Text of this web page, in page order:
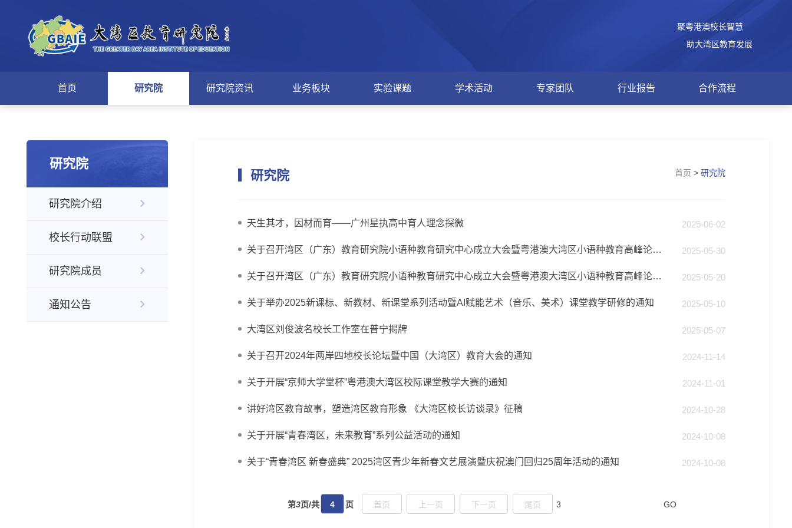
聚粤港澳校长智慧
助大湾区教育发展
首页 研究院 研究院资讯 业务板块 实验课题 学术活动 专家团队 行业报告 合作流程
研究院
研究院介绍
校长行动联盟
研究院成员
通知公告
研究院 首页 >研究院
天生其才，因材而育——广州星执高中育人理念探微 2025-06-02
关于召开湾区（广东）教育研究院小语种教育研究中心成立大会暨粤港澳大湾区小语种教育高峰论坛的通知 2025-05-30
关于召开湾区（广东）教育研究院小语种教育研究中心成立大会暨粤港澳大湾区小语种教育高峰论坛的通知 2025-05-20
关于举办2025新课标、新教材、新课堂系列活动暨AI赋能艺术（音乐、美术）课堂教学研修的通知 2025-05-10
大湾区刘俊波名校长工作室在普宁揭牌 2025-05-07
关于召开2024年两岸四地校长论坛暨中国（大湾区）教育大会的通知 2024-11-14
关于开展“京师大学堂杯”粤港澳大湾区校际课堂教学大赛的通知 2024-11-01
讲好湾区教育故事，塑造湾区教育形象 《大湾区校长访谈录》征稿 2024-10-28
关于开展“青春湾区，未来教育”系列公益活动的通知 2024-10-08
关于“青春湾区 新春盛典” 2025湾区青少年新春文艺展演暨庆祝澳门回归25周年活动的通知 2024-10-08
第3页/共 4 页 首页 上一页 下一页 尾页